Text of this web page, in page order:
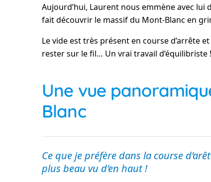
Aujourd’hui, Laurent nous emmène avec lui
fait découvrir le massif du Mont-Blanc en
Le vide est très présent en course d’arrête
rester sur le fil… Un vrai travail d’équilibriste !
Une vue
Blanc
Ce que je préfère dans la course
plus beau vu d’en haut !